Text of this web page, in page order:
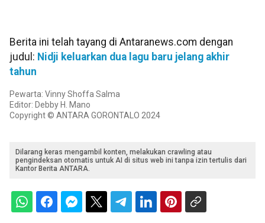
Berita ini telah tayang di Antaranews.com dengan
judul: Nidji keluarkan dua lagu baru jelang akhir
tahun
Pewarta: Vinny Shoffa Salma
Editor: Debby H. Mano
Copyright © ANTARA GORONTALO 2024
Dilarang keras mengambil konten, melakukan crawling atau
pengindeksan otomatis untuk AI di situs web ini tanpa izin tertulis dari
Kantor Berita ANTARA.